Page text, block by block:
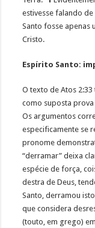
estivesse falando de
Santo fosse apenas
Cristo.
Espírito Santo:
O texto de Atos
como suposta prova
Os argumentos
especificamente se
pronome
“derramar” deixa
espécie de força,
destra de Deus,
Santo, derramou
que considera
(touto, em grego)